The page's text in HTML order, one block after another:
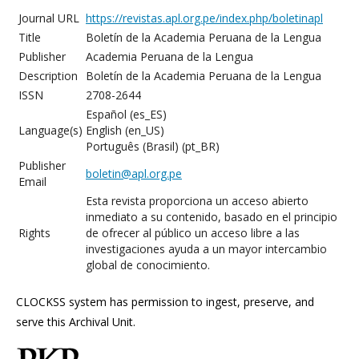
Journal URL https://revistas.apl.org.pe/index.php/boletinapl
Title
Boletín de la Academia Peruana de la Lengua
Publisher
Academia Peruana de la Lengua
Description
Boletín de la Academia Peruana de la Lengua
ISSN
2708-2644
Language(s)
Español (es_ES)
English (en_US)
Português (Brasil) (pt_BR)
Publisher
Email
boletin@apl.org.pe
Rights
Esta revista proporciona un acceso abierto
inmediato a su contenido, basado en el principio
de ofrecer al público un acceso libre a las
investigaciones ayuda a un mayor intercambio
global de conocimiento.
CLOCKSS system has permission to ingest, preserve, and
serve this Archival Unit.